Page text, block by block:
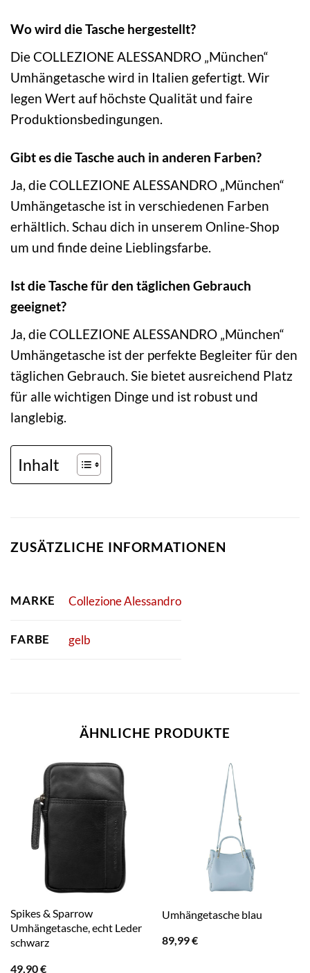
Wo wird die Tasche hergestellt?
Die COLLEZIONE ALESSANDRO „München“
Umhängetasche wird in Italien gefertigt. Wir
legen Wert auf höchste Qualität und faire
Produktionsbedingungen.
Gibt es die Tasche auch in anderen Farben?
Ja, die COLLEZIONE ALESSANDRO „München“
Umhängetasche ist in verschiedenen Farben
erhältlich. Schau dich in unserem Online-Shop
um und finde deine Lieblingsfarbe.
Ist die Tasche für den täglichen Gebrauch
geeignet?
Ja, die COLLEZIONE ALESSANDRO „München“
Umhängetasche ist der perfekte Begleiter für den
täglichen Gebrauch. Sie bietet ausreichend Platz
für alle wichtigen Dinge und ist robust und
langlebig.
Inhalt
ZUSÄTZLICHE INFORMATIONEN
MARKE Collezione Alessandro
FARBE gelb
ÄHNLICHE PRODUKTE
Spikes & Sparrow
Umhängetasche, echt Leder
schwarz
49,90€
Umhängetasche blau
89,99€